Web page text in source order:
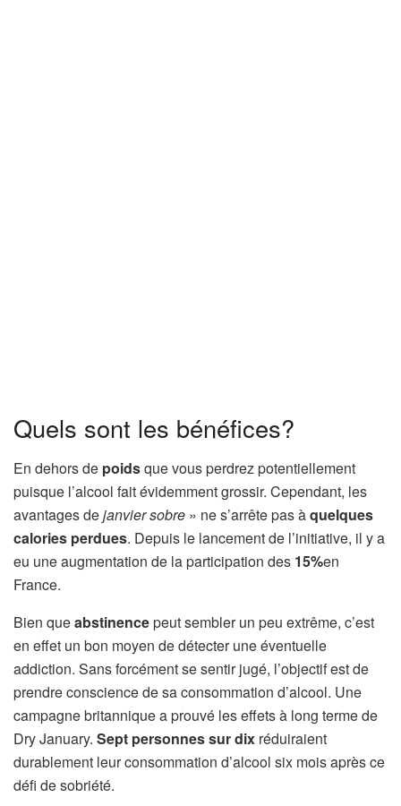
Quels sont les bénéfices?
En dehors de poidsque vous perdrez potentiellement
puisque l’alcool fait évidemment grossir. Cependant, les
avantages dejanvier sobre » ne s’arrête pas àquelques
calories perdues. Depuis le lancement de l’initiative, il y a
eu une augmentation de la participation des 15%en
France.
Bien queabstinencepeut sembler un peu extrême, c’est
en effet un bon moyen de détecter une éventuelle
addiction. Sans forcément se sentir jugé, l’objectif est de
prendre conscience de sa consommation d’alcool. Une
campagne britannique a prouvé les effets à long terme de
Dry January. Sept personnes sur dix réduiraient
durablement leur consommation d’alcool six mois après ce
défi de sobriété.